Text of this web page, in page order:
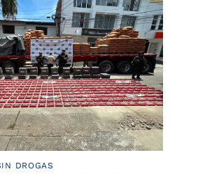
DROGAS